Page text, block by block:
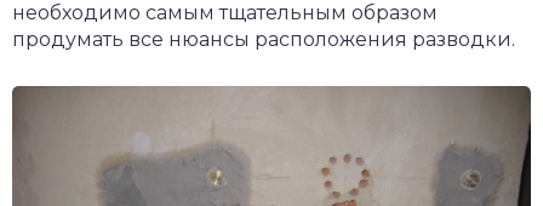
необходимо самым тщательным образом
продумать все нюансы расположения разводки.